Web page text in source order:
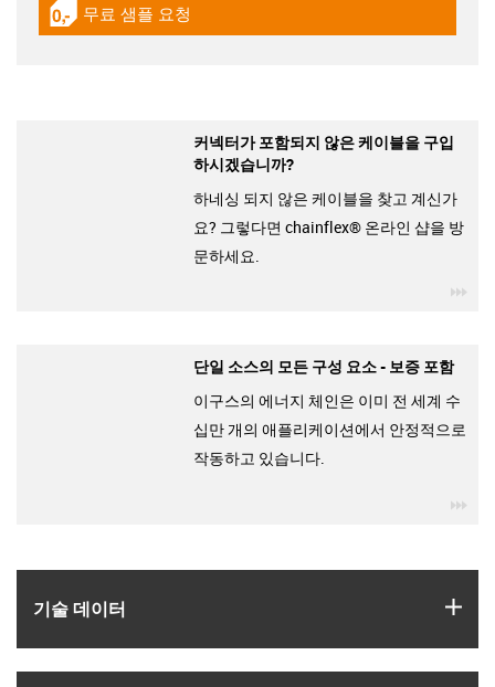
기술 데이터
igus-icon-gratismuster
무료 샘플 요청
커넥터가 포함되지 않은 케이블을 구입
하시겠습니까?
하네싱 되지 않은 케이블을 찾고 계신가
요? 그렇다면 chainflex® 온라인 샵을 방
문하세요.
단일 소스의 모든 구성 요소 - 보증 포함
이구스의 에너지 체인은 이미 전 세계 수
십만 개의 애플리케이션에서 안정적으로
작동하고 있습니다.